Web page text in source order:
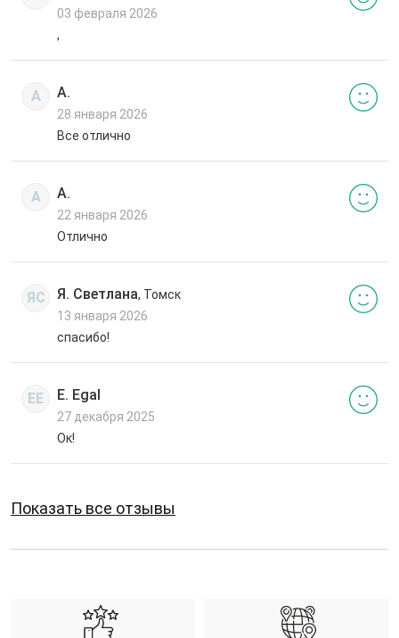
03 февраля 2026
,
А А.
28 января 2026
Все отлично
А А.
22 января 2026
Отлично
ЯС Я. Светлана, Томск
13 января 2026
спасибо!
EE E. Egal
27 декабря 2025
Ок!
Показать все отзывы